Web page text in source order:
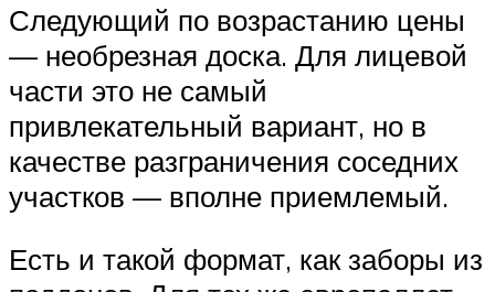
Следующий по возрастанию цены
— необрезная доска. Для лицевой
части это не самый
привлекательный вариант, но в
качестве разграничения соседних
участков — вполне приемлемый.
Есть и такой формат, как заборы из